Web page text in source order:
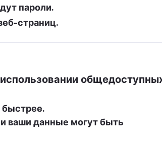
пароли.
страниц.
ваши данные могут быть